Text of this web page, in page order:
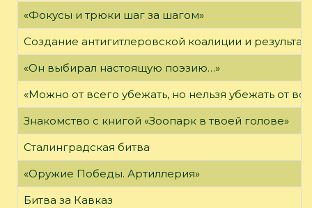
«Фокусы и трюки шаг за шагом»
Создание антигитлеровской коалиции и
«Он выбирал настоящую поэзию…»
«Можно от всего убежать, но нельзя убежать от
Знакомство с книгой «Зоопарк в твоей голове»
Сталинградская битва
«Оружие Победы. Артиллерия»
Битва за Кавказ